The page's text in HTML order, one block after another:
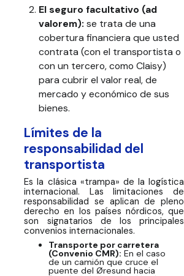
El seguro facultativo (ad
valorem): se trata de una
cobertura financiera que usted
contrata (con el transportista o
con un tercero, como Claisy)
para cubrir el valor real, de
mercado y económico de sus
bienes.
Límites de la
responsabilidad del
transportista
Es la clásica «trampa» de la logística
internacional. Las limitaciones de
responsabilidad se aplican de pleno
derecho en los países nórdicos, que
son signatarios de los principales
convenios internacionales.
Transporte por carretera
(Convenio CMR): En el caso
de un camión que cruce el
puente del Øresund hacia